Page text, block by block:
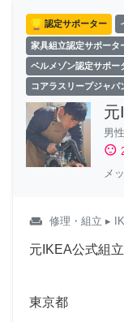
認定サポーター
家具組立認定サポータ
ベルメゾン認定サポー
コアラスリープジャパ
男性
sentiment_satisfied
メ
weekend 修理・組立 ▸
元IKEA公式組立
東京都